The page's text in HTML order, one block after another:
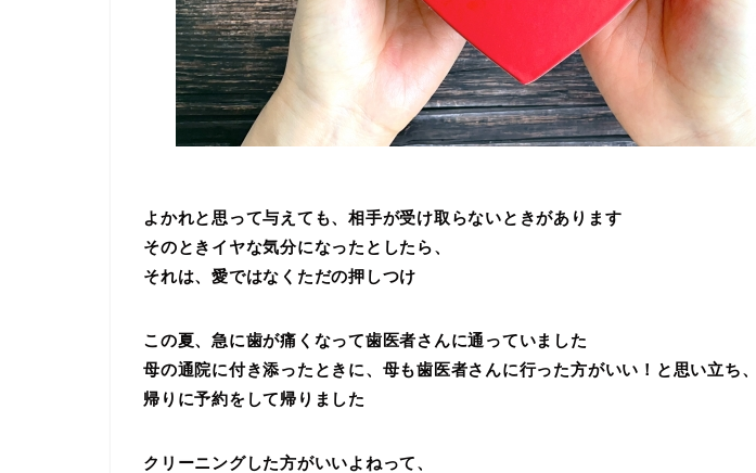
よかれと思って与えても、相手が受け取らないときがあります
そのときイヤな気分になったとしたら、
それは、愛ではなくただの押しつけ
この夏、急に歯が痛くなって歯医者さんに通っていました
母の通院に付き添ったときに、母も歯医者さんに行った方がいい！と思い立ち、
帰りに予約をして帰りました
クリーニングした方がいいよねって、